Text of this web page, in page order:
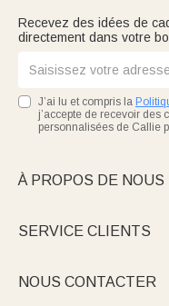
Recevez des idées de
directement dans votre
J’ai lu et compris la
j’accepte de recevoir
personnalisées de Callie
À PROPOS DE NOUS
SERVICE CLIENTS
NOUS CONTACTER